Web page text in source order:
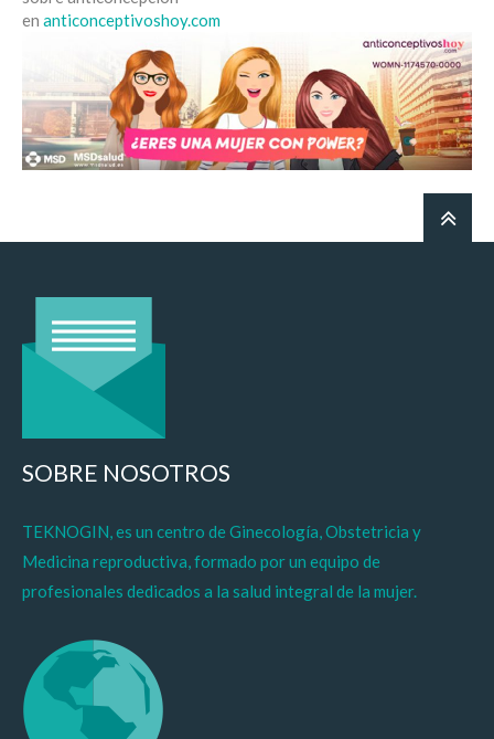
en anticonceptivoshoy.com
SOBRE NOSOTROS
TEKNOGIN, es un centro de Ginecología, Obstetricia y
Medicina reproductiva, formado por un equipo de
profesionales dedicados a la salud integral de la mujer.